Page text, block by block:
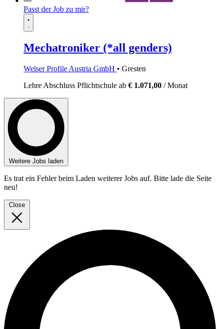
Passt der Job zu mir?
Mechatroniker (*all genders)
Welser Profile Austria GmbH • Gresten
Lehre Abschluss Pflichtschule ab € 1.071,00 / Monat
Weitere Jobs laden
Es trat ein Fehler beim Laden weiterer Jobs auf. Bitte lade die Seite
neu!
Close